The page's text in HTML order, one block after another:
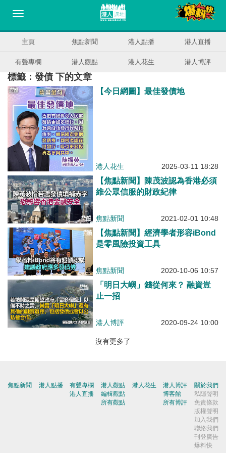
主頁 焦點新聞 港人點播 港人直播
有聲專欄 港人觀點 港人花生 港人博評
標籤：發債 下的文章
【今日網圖】最佳發債地
港人花生 2025-03-11 18:28
【焦點新聞】陳茂波認為香港必須
維公眾信服的財政紀律
焦點新聞 2021-02-01 10:48
【焦點新聞】經濟學者形容iBond
是零風險投資工具
焦點新聞 2020-10-06 10:57
「明日大嶼」錢從何來？ 融資豈
止一招
港人博評 2020-09-24 10:00
沒有更多了
焦點新聞 港人點播
有聲專欄
港人直播
港人觀點
編輯觀點
所有觀點
港人花生
港人博評
博客館
所有博評
關於我們
私隱聲明
免責條款
版權聲明
加入我們
聯絡我們
刊登廣告
爆料快